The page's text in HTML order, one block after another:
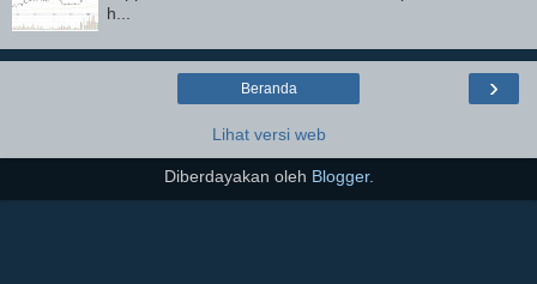
h...
›
Beranda
Lihat versi web
Diberdayakan oleh Blogger.